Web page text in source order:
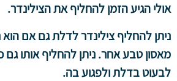
אולי הגיע הזמן להחליף את הצילינדר.
ניתן להחליף צילינדר לדלת גם אם הוא
מאסון טבע אחר. ניתן להחליף אותו
לבעוט בדלת ולפגוע בה.